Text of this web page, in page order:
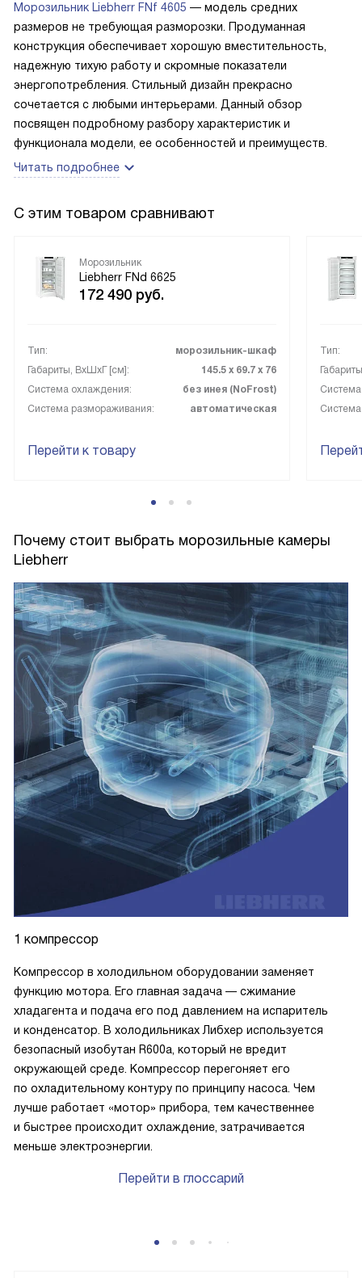
охладить, вот мы его и включаем. И опять же можно не
волноваться, он автоматически отключится через
некоторое время. Настраивать морозильник легко, для
этого тут есть сенсорный дисплей, все видно и понятно.
Конечно, при таких объемах хочется, чтобы была
возможность хранить и какие-то крупногабаритные
продукты. И в этой модели такое осуществимо,
выдвижные ящики и полки помогут. Мы, например, время
от времени покупаем большую индейку, и она помещается
Морозильник Liebherr FNf 4605 — модель средних
размеров не требующая разморозки. Продуманная
конструкция обеспечивает хорошую вместительность,
надежную тихую работу и скромные показатели
энергопотребления. Стильный дизайн прекрасно
сочетается с любыми интерьерами. Данный обзор
посвящен подробному разбору характеристик и
функционала модели, ее особенностей и преимуществ.
Читать подробнее
С этим товаром сравнивают
Морозильник
Liebherr FNd 6625
172 490 руб.
Тип:
морозильник-шкаф
Габариты, ВxШxГ [см]:
145.5 х 69.7 х 76
Система охлаждения:
без инея (NoFrost)
Система размораживания:
автоматическая
Перейти к товару
Тип:
Почему стоит выбрать морозильные камеры
Liebherr
1 компрессор
Компрессор в холодильном оборудовании заменяет
функцию мотора. Его главная задача — сжимание
хладагента и подача его под давлением на испаритель
и конденсатор. В холодильниках Либхер используется
безопасный изобутан R600a, который не вредит
окружающей среде. Компрессор перегоняет его
по охладительному контуру по принципу насоса. Чем
лучше работает «мотор» прибора, тем качественнее
и быстрее происходит охлаждение, затрачивается
меньше электроэнергии.
Перейти в глоссарий